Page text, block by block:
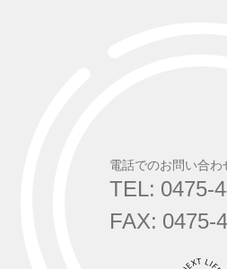
電話でのお問い合
TEL: 0475-
FAX: